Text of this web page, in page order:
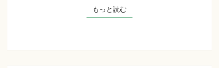
ち
もっと読むもっと読む